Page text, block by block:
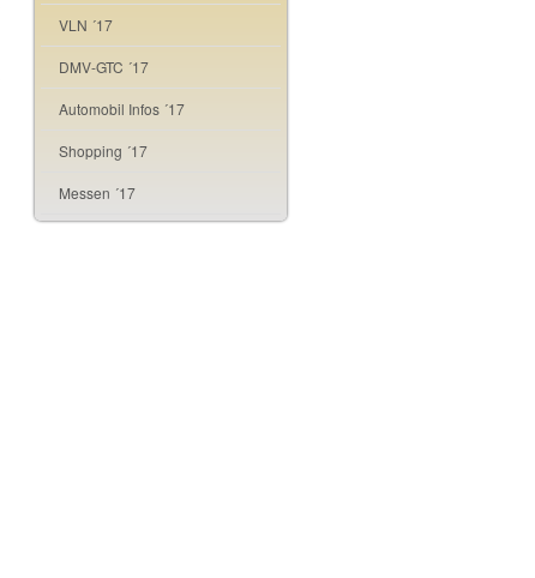
VLN ´17
DMV-GTC ´17
Automobil Infos ´17
Shopping ´17
Messen ´17